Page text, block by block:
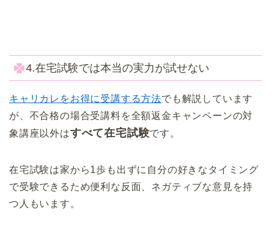
4.在宅試験では本当の実力が試せない
キャリカレをお得に受講する方法でも解説しています
が、不合格の場合受講料を全額返金キャンペーンの対
象講座以外はすべて在宅試験です。
在宅試験は家から1歩も出ずに自分の好きなタイミング
で受験できるため便利な反面、ネガティブな意見を持
つ人もいます。